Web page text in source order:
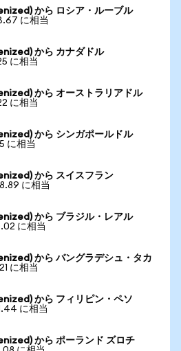
から ロシア・ルーブル
に相当
から カナダドル
に相当
から オーストラリアドル
に相当
から シンガポールドル
に相当
から スイスフラン
に相当
から ブラジル・レアル
に相当
から バングラデシュ・タカ
に相当
から フィリピン・ペソ
に相当
から ポーランド ズロチ